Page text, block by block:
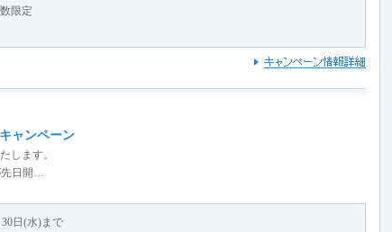
限定
ャンペーン
します。
先日開…
日(水)まで